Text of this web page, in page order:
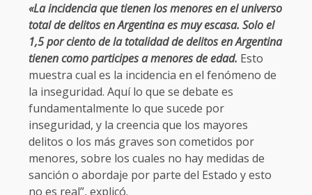
«La incidencia que tienen los menores en el universo
total de delitos en Argentina es muy escasa. Solo el
1,5 por ciento de la totalidad de delitos en Argentina
tienen como participes a menores de edad. Esto
muestra cual es la incidencia en el fenómeno de
la inseguridad. Aquí lo que se debate es
fundamentalmente lo que sucede por
inseguridad, y la creencia que los mayores
delitos o los más graves son cometidos por
menores, sobre los cuales no hay medidas de
sanción o abordaje por parte del Estado y esto
no es real”, explicó.